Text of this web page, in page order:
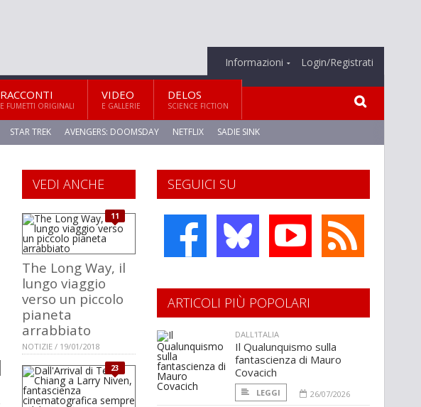
Informazioni Login/Registrati
RACCONTI
E FUMETTI ORIGINALI
VIDEO
E GALLERIE
DELOS
SCIENCE FICTION
STAR TREK AVENGERS: DOOMSDAY NETFLIX SADIE SINK
SEGUICI SU
VEDI ANCHE
11
The Long Way, il
lungo viaggio
verso un piccolo
pianeta
arrabbiato
NOTIZIE / 19/01/2018
23
ARTICOLI PIÙ POPOLARI
DALL'ITALIA
Il Qualunquismo sulla
fantascienza di Mauro
Covacich
LEGGI
26/07/2026